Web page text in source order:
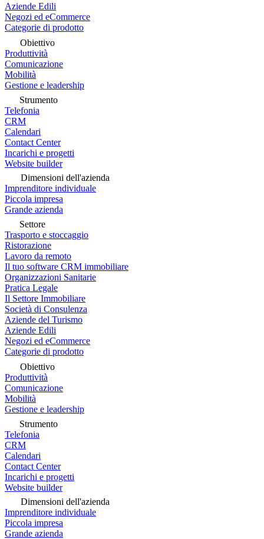
Aziende Edili
Negozi ed eCommerce
Categorie di prodotto
Obiettivo
Produttività
Comunicazione
Mobilità
Gestione e leadership
Strumento
Telefonia
CRM
Calendari
Contact Center
Incarichi e progetti
Website builder
Dimensioni dell'azienda
Imprenditore individuale
Piccola impresa
Grande azienda
Settore
Trasporto e stoccaggio
Ristorazione
Lavoro da remoto
Il tuo software CRM immobiliare
Organizzazioni Sanitarie
Pratica Legale
Il Settore Immobiliare
Società di Consulenza
Aziende del Turismo
Aziende Edili
Negozi ed eCommerce
Categorie di prodotto
Obiettivo
Produttività
Comunicazione
Mobilità
Gestione e leadership
Strumento
Telefonia
CRM
Calendari
Contact Center
Incarichi e progetti
Website builder
Dimensioni dell'azienda
Imprenditore individuale
Piccola impresa
Grande azienda